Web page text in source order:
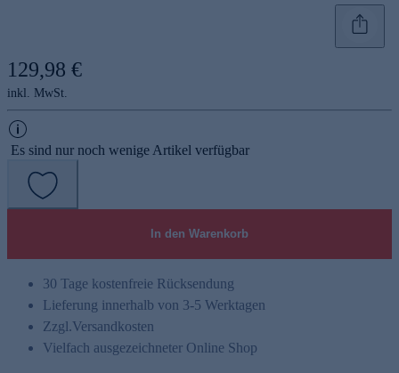
129,98 €
inkl. MwSt.
Es sind nur noch wenige Artikel verfügbar
In den Warenkorb
30 Tage kostenfreie Rücksendung
Lieferung innerhalb von 3-5 Werktagen
Zzgl.Versandkosten
Vielfach ausgezeichneter Online Shop